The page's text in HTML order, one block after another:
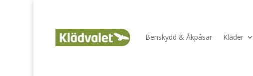
Benskydd & Åkpåsar Kläder